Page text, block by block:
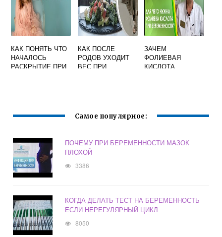
КАК ПОНЯТЬ ЧТО
НАЧАЛОСЬ
РАСКРЫТИЕ ПРИ
КАК ПОСЛЕ
РОДОВ УХОДИТ
ВЕС ПРИ
ЗАЧЕМ
ФОЛИЕВАЯ
КИСЛОТА
Самое популярное:
ПОЧЕМУ ПРИ БЕРЕМЕННОСТИ МАЗОК
ПЛОХОЙ
3386
КОГДА ДЕЛАТЬ ТЕСТ НА БЕРЕМЕННОСТЬ
ЕСЛИ НЕРЕГУЛЯРНЫЙ ЦИКЛ
8050